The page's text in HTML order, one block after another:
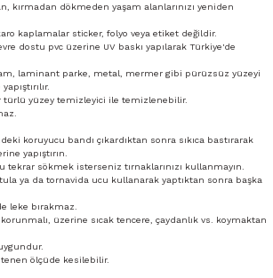
kırmadan dökmeden yaşam alanlarınızı yeniden
kaplamalar sticker, folyo veya etiket değildir.
dostu pvc üzerine UV baskı yapılarak Türkiye'de
laminant parke, metal, mermer gibi pürüzsüz yüzeyi
türlü yüzey temizleyici ile temizlenebilir.
koruyucu bandı çıkardıktan sonra sıkıca bastırarak
yapıştırın.
tekrar sökmek isterseniz tırnaklarınızı kullanmayın.
ya da tornavida ucu kullanarak yaptıktan sonra başka
leke bırakmaz.
üzerine sıcak tencere, çaydanlık vs. koymaktan
ölçüde kesilebilir.